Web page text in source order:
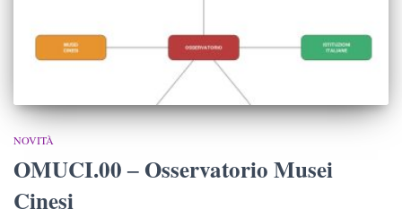
NOVITÀ
OMUCI.00 ‒ Osservatorio Musei
Cinesi